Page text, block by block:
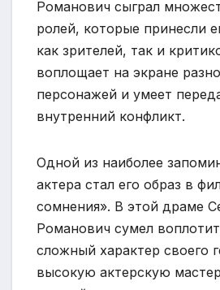
Романович сыграл
ролей, которые принесли
как зрителей, так и
воплощает на экране
персонажей и умеет
внутренний конфликт.
Одной из наиболее
актера стал его образ в
сомнения». В этой драме
Романович сумел
сложный характер своего
высокую актерскую